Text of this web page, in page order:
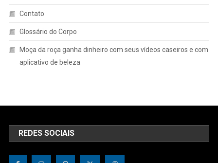
Contato
Glossário do Corpo
Moça da roça ganha dinheiro com seus vídeos caseiros e com
aplicativo de beleza
REDES SOCIAIS